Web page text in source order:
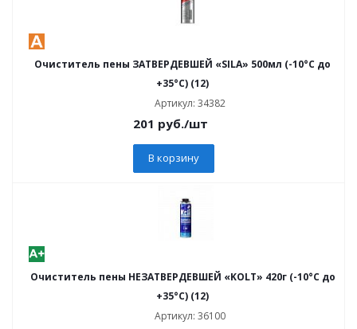
Очиститель пены ЗАТВЕРДЕВШЕЙ «SILA» 500мл (-10°C до
+35°C) (12)
Артикул: 34382
201 руб./шт
В корзину
Очиститель пены НЕЗАТВЕРДЕВШЕЙ «KOLT» 420г (-10°C до
+35°C) (12)
Артикул: 36100